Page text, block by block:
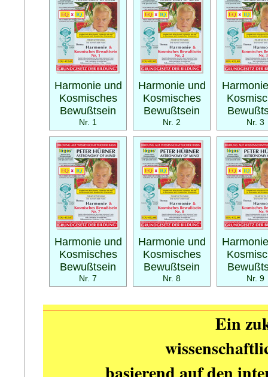
Harmonie und
Kosmisches
Bewußtsein
Nr. 1
Harmonie und
Kosmisches
Bewußtsein
Nr. 2 Nr. 3
Harmonie und
Kosmisches
Bewußtsein
Nr. 7
Harmonie und
Kosmisches
Bewußtsein
Nr. 8 Nr. 9
Ein